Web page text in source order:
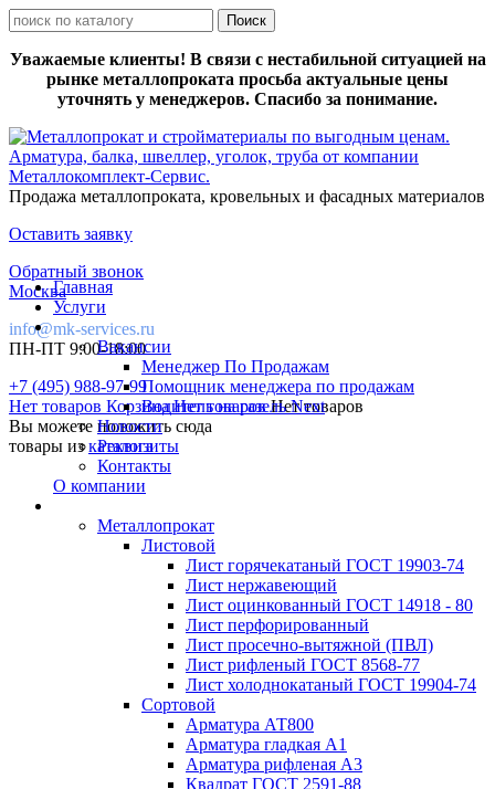
Уважаемые клиенты! В связи с нестабильной ситуацией на
рынке металлопроката просьба актуальные цены
уточнять у менеджеров. Спасибо за понимание.
Продажа металлопроката, кровельных и фасадных материалов
Оставить заявку
Обратный звонок
Москва
info@mk-services.ru
ПН-ПТ 9:00-18:00
+7 (495) 988-97-99
Нет товаров КорзинаНет товаровНет товаров
Вы можете положить сюда
товары изкаталога
Главная
Услуги
Вакансии
Менеджер По Продажам
Помощник менеджера по продажам
Водитель на газель Next
Новости
Реквизиты
Контакты
О компании
Металлопрокат
Листовой
Лист горячекатаный ГОСТ 19903-74
Лист нержавеющий
Лист оцинкованный ГОСТ 14918 - 80
Лист перфорированный
Лист просечно-вытяжной (ПВЛ)
Лист рифленый ГОСТ 8568-77
Лист холоднокатаный ГОСТ 19904-74
Сортовой
Арматура АТ800
Арматура гладкая А1
Арматура рифленая А3
Квадрат ГОСТ 2591-88